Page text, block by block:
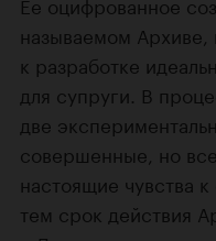
называемом
к разработке
для супруги. В
две
совершенные, но
настоящие чувства
тем срок действия